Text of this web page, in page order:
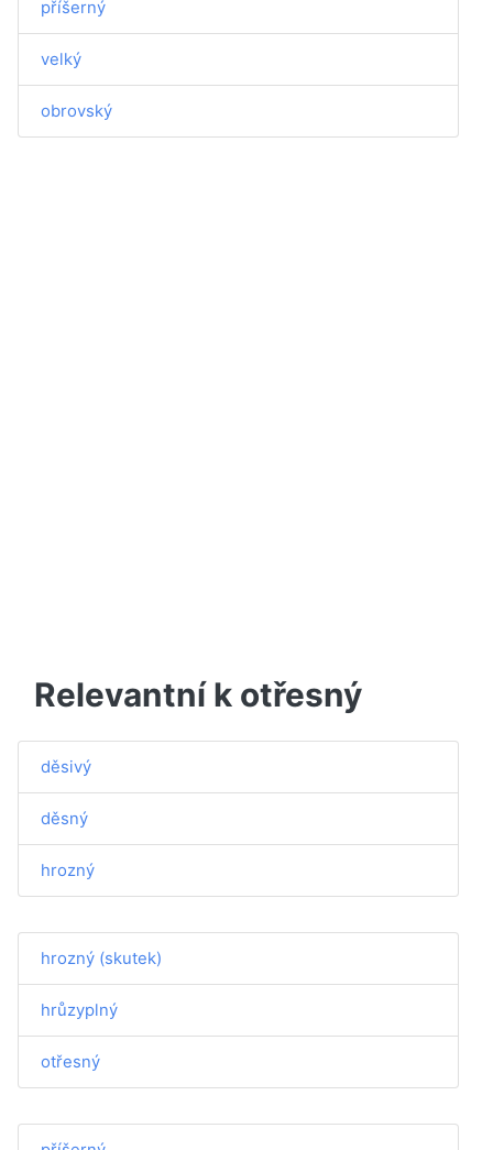
příšerný
velký
obrovský
Relevantní k otřesný
děsivý
děsný
hrozný
hrozný (skutek)
hrůzyplný
otřesný